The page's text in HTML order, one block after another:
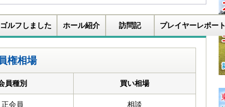
ルフしました ホール紹介 訪問記 プレイヤーレポート
権相場
員種別 買い相場
正会員 相談